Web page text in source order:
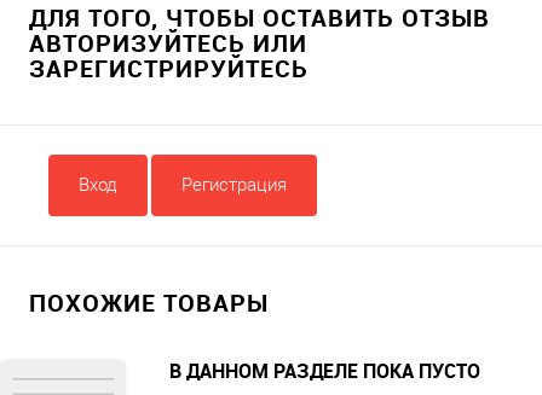
ДЛЯ ТОГО, ЧТОБЫ ОСТАВИТЬ ОТЗЫВ
АВТОРИЗУЙТЕСЬ ИЛИ
ЗАРЕГИСТРИРУЙТЕСЬ
Вход Регистрация
ПОХОЖИЕ ТОВАРЫ
В ДАННОМ РАЗДЕЛЕ ПОКА ПУСТО